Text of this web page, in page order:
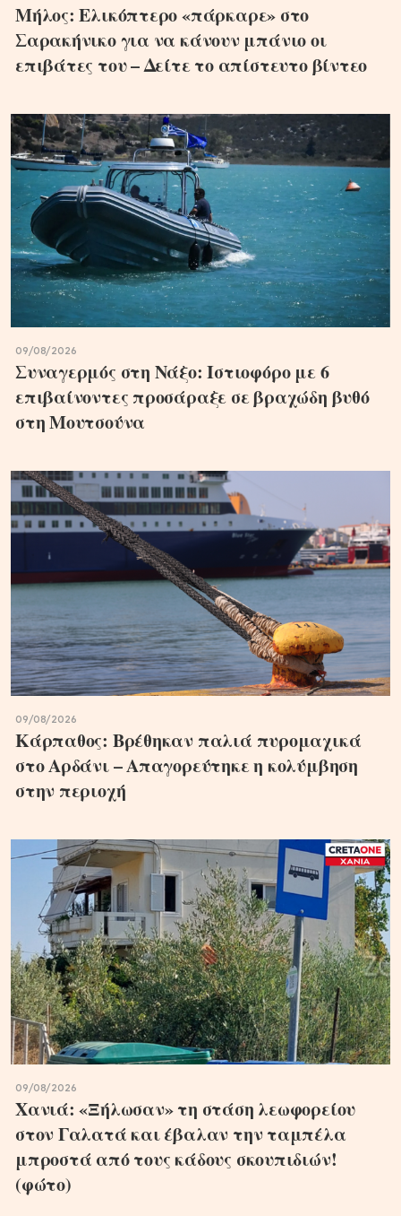
Μήλος: Ελικόπτερο «πάρκαρε» στο
Σαρακήνικο για να κάνουν μπάνιο οι
επιβάτες του – Δείτε το απίστευτο βίντεο
09/08/2026
Συναγερμός στη Νάξο: Ιστιοφόρο με 6
επιβαίνοντες προσάραξε σε βραχώδη βυθό
στη Μουτσούνα
09/08/2026
Κάρπαθος: Βρέθηκαν παλιά πυρομαχικά
στο Αρδάνι – Απαγορεύτηκε η κολύμβηση
στην περιοχή
09/08/2026
Χανιά: «Ξήλωσαν» τη στάση λεωφορείου
στον Γαλατά και έβαλαν την ταμπέλα
μπροστά από τους κάδους σκουπιδιών!
(φώτο)